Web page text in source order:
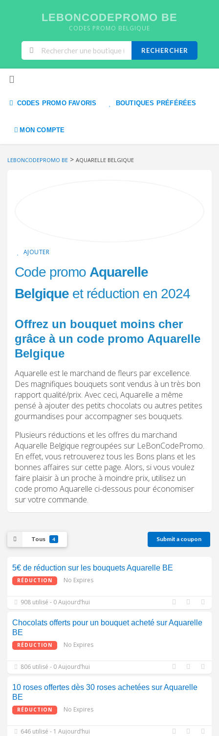
LEBONCODEPROMO BE
CODES PROMO BELGIQUE
RECHERCHER
CODES PROMO FAVORIS BOUTIQUES PRÉFÉRÉES
MON COMPTE
LEBONCODEPROMO BE > AQUARELLE BELGIQUE
AJOUTER
Code promo Aquarelle
Belgique et réduction en 2024
Offrez un bouquet moins cher
grâce à un code promo Aquarelle
Belgique
Aquarelle est le marchand de fleurs par excellence.
Des magnifiques bouquets sont vendus à un très bon
rapport qualité/prix. Avec ceci, Aquarelle a même
pensé à ajouter des petits chocolats ou autres petites
gourmandises pour accompagner ses bouquets.
Plusieurs réductions et les offres du marchand
Aquarelle Belgique regroupées sur LeBonCodePromo.
En effet, vous retrouverez tous les Bons plans et les
bonnes affaires sur cette page. Alors, si vous voulez
faire plaisir à un proche à moindre prix, utilisez un
code promo Aquarelle ci-dessous pour économiser
sur votre commande.
Tous 4 Submit a coupon
5€ de réduction sur les bouquets Aquarelle BE
RÉDUCTION No Expires
908 utilisé - 0 Aujourd’hui
Chocolats offerts pour un bouquet acheté sur Aquarelle
BE
RÉDUCTION No Expires
806 utilisé - 0 Aujourd’hui
10 roses offertes dès 30 roses achetées sur Aquarelle
BE
RÉDUCTION No Expires
646 utilisé - 1 Aujourd’hui